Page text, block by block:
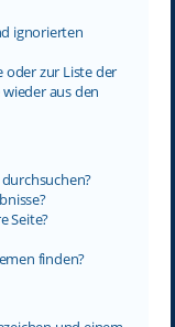
ignorierten
oder zur Liste der
aus den
Seite?
finden?